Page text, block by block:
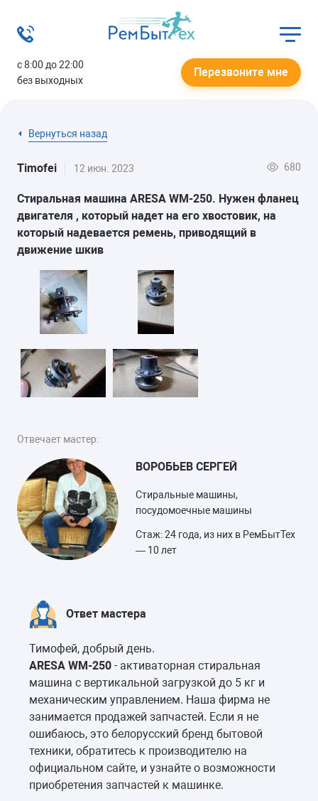
с 8:00 до 22:00
без выходных
Перезвоните мне
Вернуться назад
Timofei 12 июн. 2023 680
Стиральная машина ARESA WM-250. Нужен фланец
двигателя , который надет на его хвостовик, на
который надевается ремень, приводящий в
движение шкив
Отвечает мастер:
ВОРОБЬЕВ СЕРГЕЙ
Стиральные машины,
посудомоечные машины
Стаж: 24 года, из них в РемБытТех
— 10 лет
Ответ мастера
Тимофей, добрый день.
ARESA WM-250 - активаторная стиральная
машина с вертикальной загрузкой до 5 кг и
механическим управлением. Наша фирма не
занимается продажей запчастей. Если я не
ошибаюсь, это белорусский бренд бытовой
техники, обратитесь к производителю на
официальном сайте, и узнайте о возможности
приобретения запчастей к машинке.